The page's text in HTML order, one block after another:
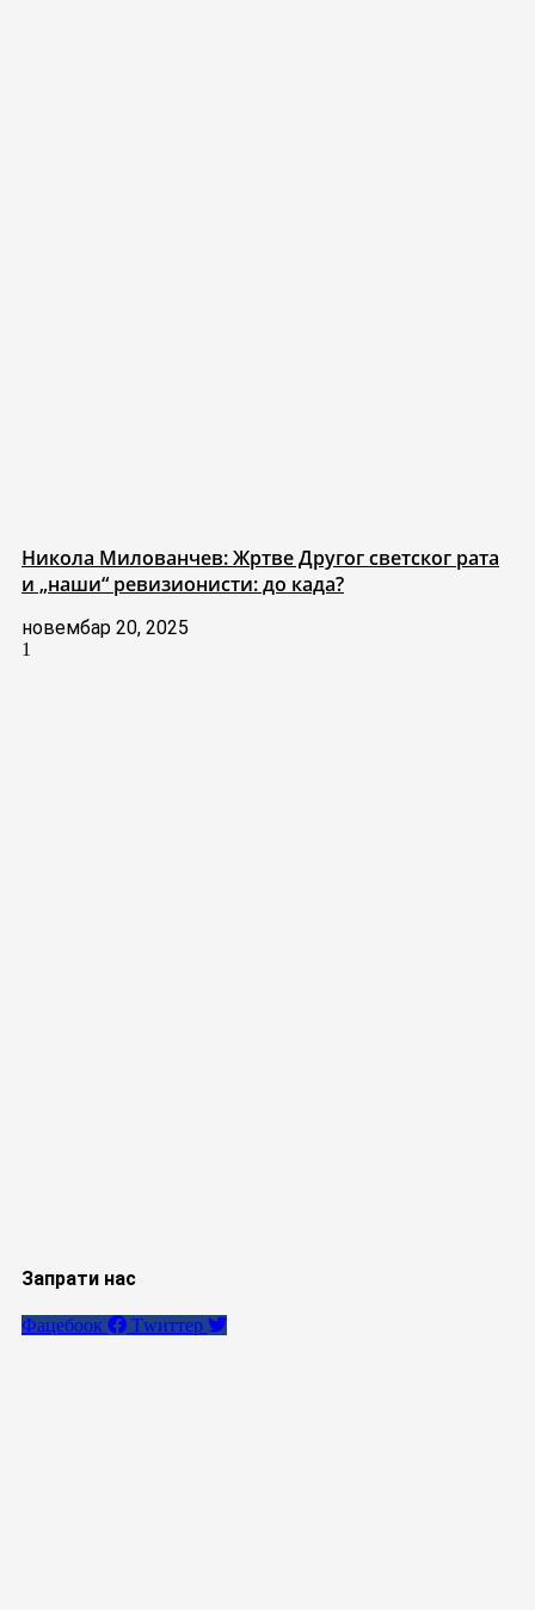
Никола Милованчев: Жртве Другог светског рата
и „наши“ ревизионисти: до када?
новембар 20, 2025
Запрати нас
Фацебоок Тwиттер